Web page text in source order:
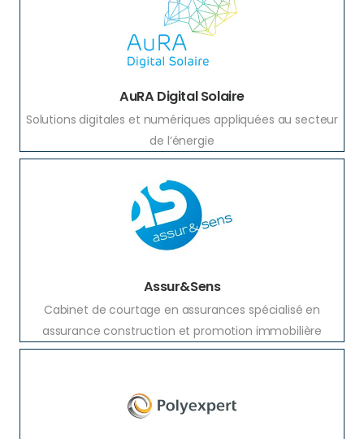
AuRA Digital Solaire
Solutions digitales et numériques appliquées au secteur
de l’énergie
Assur&Sens
Cabinet de courtage en assurances spécialisé en
assurance construction et promotion immobilière